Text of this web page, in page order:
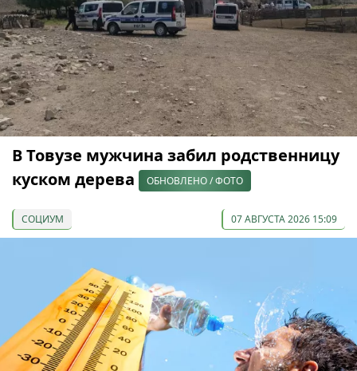
В Товузе мужчина забил родственницу
куском дерева
ОБНОВЛЕНО / ФОТО
СОЦИУМ 07 АВГУСТА 2026 15:09